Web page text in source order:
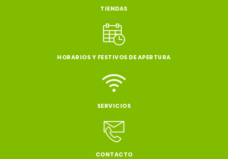
TIENDAS
HORARIOS Y FESTIVOS DE APERTURA
SERVICIOS
CONTACTO